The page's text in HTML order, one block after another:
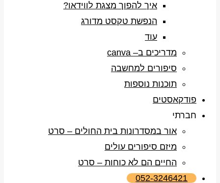
איך להפוך מצגת לווידאו?
הנפשת טקסט מדורג
עוד
מדריכים ב– canva
סיפורים למחשבה
תוכנות נוספות
פודקאסטים
חברתי
אור במסדרונות בית החולים – סרט
מיזם סיפורים עולים
החיים הם לא כוחות – סרט
052-3246421